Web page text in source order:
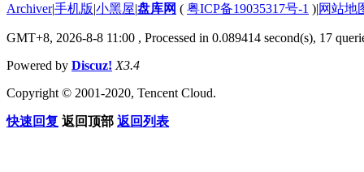
Archiver|手机版|小黑屋|盘库网 ( 粤ICP备19035317号-1 )|网站地
GMT+8, 2026-8-8 11:00 , Processed in 0.089414 second(s), 17
Powered by Discuz! X3.4
Copyright © 2001-2020, Tencent Cloud.
快速回复 返回顶部 返回列表